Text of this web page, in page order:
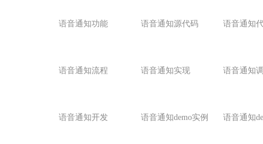
语音通知功能 语音通知源代码 语音通知
语音通知流程 语音通知实现 语音通知
语音通知开发 语音通知demo实例 语音通知